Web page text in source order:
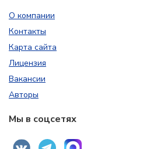
О компании
Контакты
Карта сайта
Лицензия
Вакансии
Авторы
Мы в соцсетях